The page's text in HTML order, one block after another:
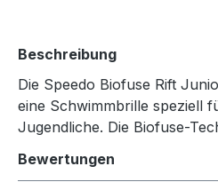
Beschreibung
Die Speedo Biofuse Rift
eine Schwimmbrille speziell
Jugendliche. Die Biofuse-
Bewertungen